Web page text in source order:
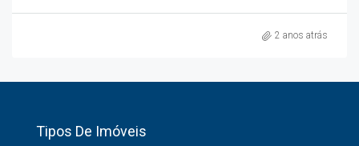
2 anos atrás
Tipos De Imóveis